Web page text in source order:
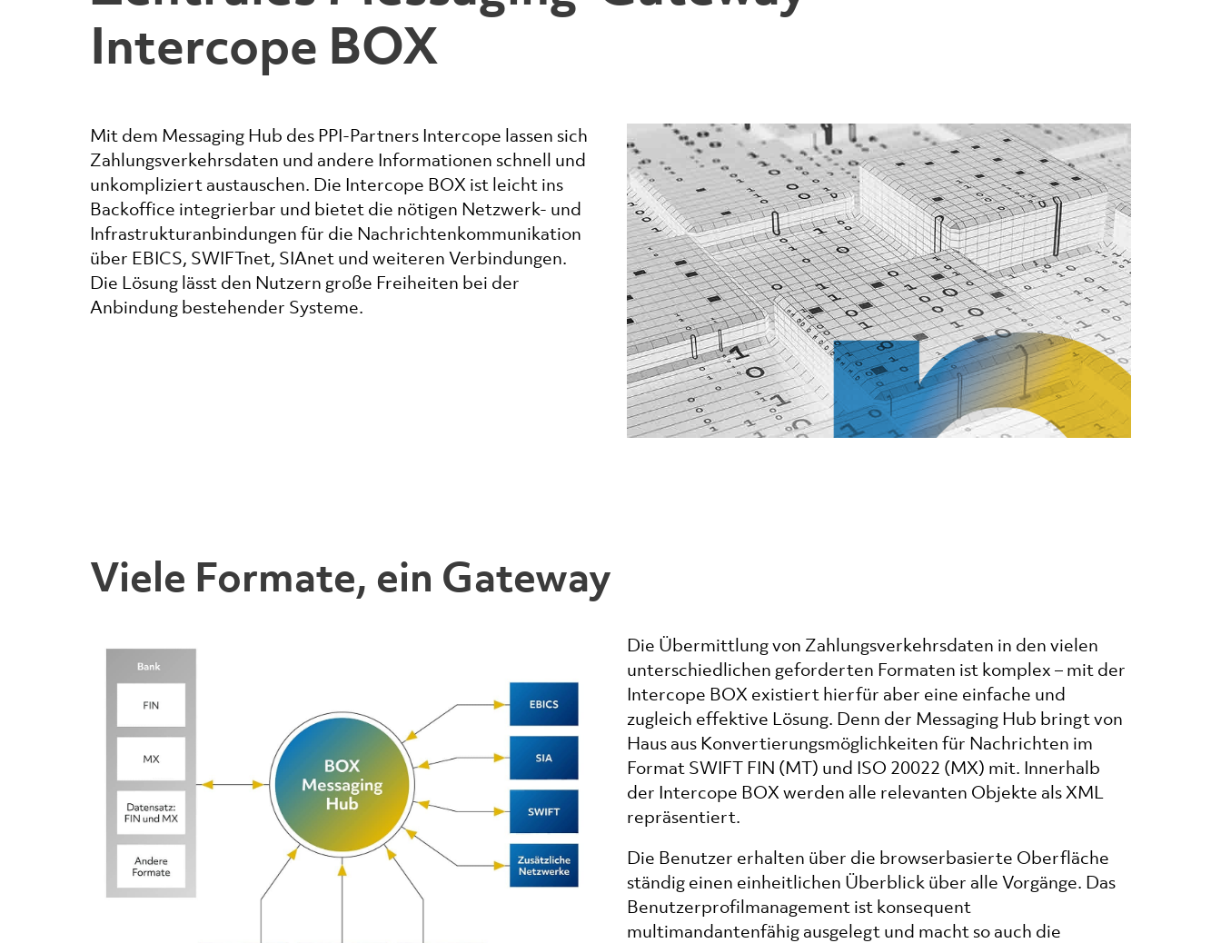
Intercope BOX
Mit dem Messaging Hub des PPI-Partners Intercope lassen sich
Zahlungsverkehrsdaten und andere Informationen schnell und
unkompliziert austauschen. Die Intercope BOX ist leicht ins
Backoffice integrierbar und bietet die nötigen Netzwerk- und
Infrastrukturanbindungen für die Nachrichtenkommunikation
über EBICS, SWIFTnet, SIAnet und weiteren Verbindungen.
Die Lösung lässt den Nutzern große Freiheiten bei der
Anbindung bestehender Systeme.
Viele Formate, ein Gateway
Die Übermittlung von Zahlungsverkehrsdaten in den vielen
unterschiedlichen geforderten Formaten ist komplex – mit der
Intercope BOX existiert hierfür aber eine einfache und
zugleich effektive Lösung. Denn der Messaging Hub bringt von
Haus aus Konvertierungsmöglichkeiten für Nachrichten im
Format SWIFT FIN (MT) und ISO 20022 (MX) mit. Innerhalb
der Intercope BOX werden alle relevanten Objekte als XML
repräsentiert.
Die Benutzer erhalten über die browserbasierte Oberfläche
ständig einen einheitlichen Überblick über alle Vorgänge. Das
Benutzerprofilmanagement ist konsequent
multimandantenfähig ausgelegt und macht so auch die